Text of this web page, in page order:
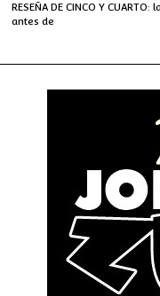
RESEÑA DE CINCO Y
antes de